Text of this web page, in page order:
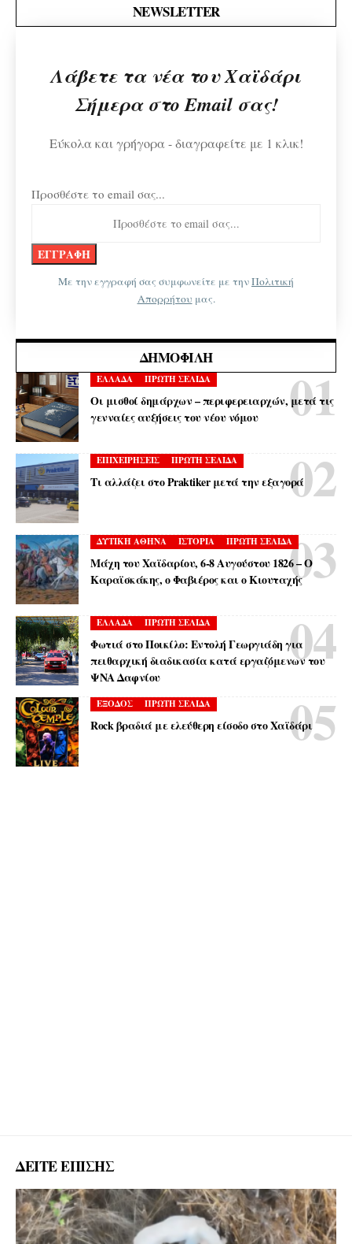
NEWSLETTER
Λάβετε τα νέα του Χαϊδάρι
Σήμερα στο Email σας!
Εύκολα και γρήγορα - διαγραφείτε με 1 κλικ!
Προσθέστε το email σας...
Με την εγγραφή σας συμφωνείτε με τηνΠολιτική
Απορρήτου μας.
ΔΗΜΟΦΙΛΉ
ΕΛΛΑΔΑ ΠΡΩΤΗ ΣΕΛΙΔΑ
Οι μισθοί δημάρχων – περιφερειαρχών, μετά τις
γενναίες αυξήσεις του νέου νόμου
ΕΠΙΧΕΙΡΗΣΕΙΣ ΠΡΩΤΗ ΣΕΛΙΔΑ
Τι αλλάζει στο Praktiker μετά την εξαγορά
ΔΥΤΙΚΗ ΑΘΗΝΑ ΙΣΤΟΡΙΑ ΠΡΩΤΗ ΣΕΛΙΔΑ
Μάχη του Χαϊδαρίου, 6-8 Αυγούστου 1826 – Ο
Καραϊσκάκης, ο Φαβιέρος και ο Κιουταχής
ΕΛΛΑΔΑ ΠΡΩΤΗ ΣΕΛΙΔΑ
Φωτιά στο Ποικίλο: Εντολή Γεωργιάδη για
πειθαρχική διαδικασία κατά εργαζόμενων του
ΨΝΑ Δαφνίου
ΕΞΟΔΟΣ ΠΡΩΤΗ ΣΕΛΙΔΑ
Rock βραδιά με ελεύθερη είσοδο στο Χαϊδάρι
ΔΕΙΤΕ ΕΠΙΣΗΣ